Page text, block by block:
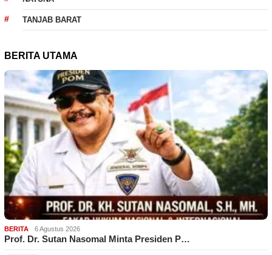
TANJAB BARAT
BERITA UTAMA
BERITA 6 Agustus 2026
Prof. Dr. Sutan Nasomal Minta Presiden P…